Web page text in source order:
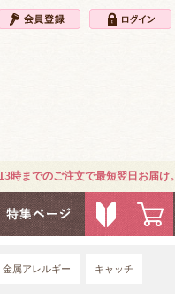
時までのご注文で最短翌日お届け。
金属アレルギー キャッチ